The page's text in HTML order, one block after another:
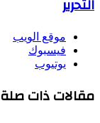
موقع الويب
فيسبوك
يوتيوب
مقالات ذات صلة